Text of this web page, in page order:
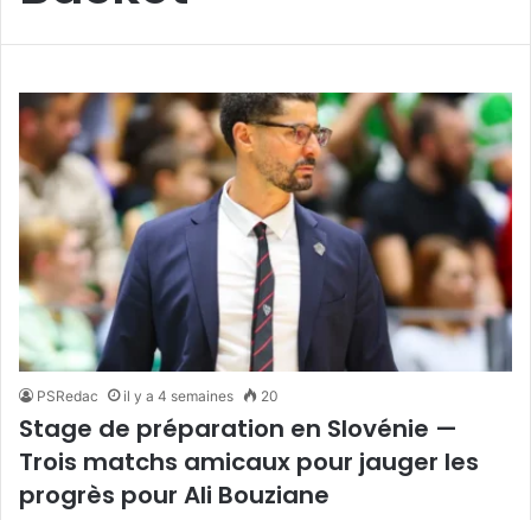
PSRedac il y a 4 semaines 20
Stage de préparation en Slovénie —
Trois matchs amicaux pour jauger les
progrès pour Ali Bouziane